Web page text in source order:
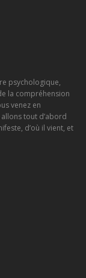
psychologique,
la compréhension
venez en
tout d’abord
d’où il vient, et